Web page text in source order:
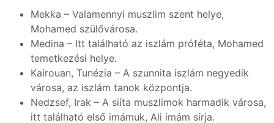
Mekka – Valamennyi muszlim szent helye,
Mohamed szülővárosa.
Medina – Itt található az iszlám próféta, Mohamed
temetkezési helye.
Kairouan, Tunézia – A szunnita iszlám negyedik
városa, az iszlám tanok központja.
Nedzsef, Irak – A siíta muszlimok harmadik városa,
itt található első imámuk, Ali imám sírja.